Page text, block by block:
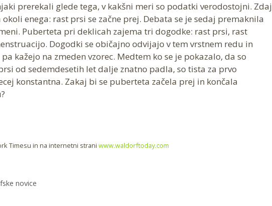
prerekali glede tega, v kakšni meri so podatki verodostojni. Zdaj
enega: rast prsi se začne prej. Debata se je sedaj premaknila
Puberteta pri deklicah zajema tri dogodke: rast prsi, rast
Dogodki se običajno odvijajo v tem vrstnem redu in
kažejo na zmeden vzorec. Medtem ko se je pokazalo, da so
od sedemdesetih let dalje znatno padla, so tista za prvo
konstantna. Zakaj bi se puberteta začela prej in končala
Timesu in na internetni strani www.waldorftoday.com
novice